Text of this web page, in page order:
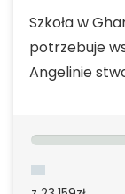
Szkoła w
potrzebuje
Angelinie